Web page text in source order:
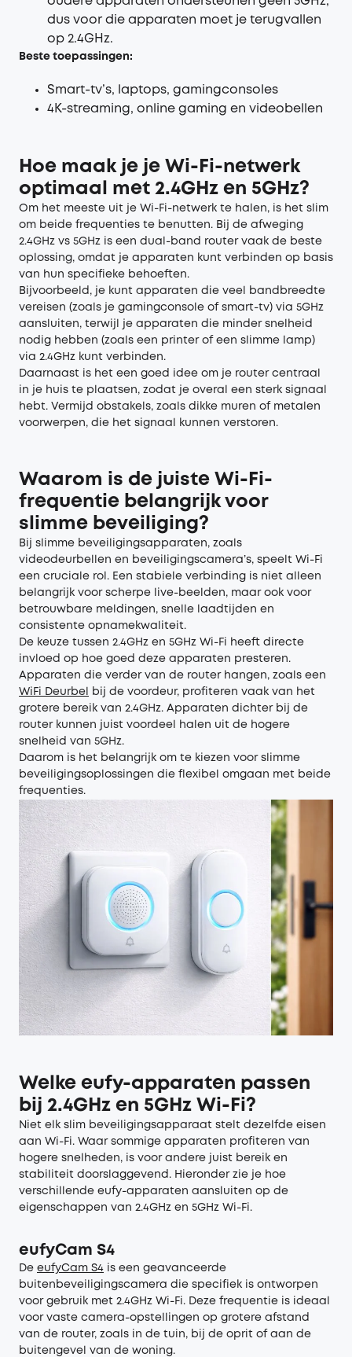
dus voor die apparaten moet je terugvallen
op 2.4GHz.
Beste toepassingen:
Smart-tv’s, laptops, gamingconsoles
4K-streaming, online gaming en videobellen
Hoe maak je je Wi-Fi-netwerk
optimaal met 2.4GHz en 5GHz?
Om het meeste uit je Wi-Fi-netwerk te halen, is het slim
om beide frequenties te benutten. Bij de afweging
2.4GHz vs 5GHz is een dual-band router vaak de beste
oplossing, omdat je apparaten kunt verbinden op basis
van hun specifieke behoeften.
Bijvoorbeeld, je kunt apparaten die veel bandbreedte
vereisen (zoals je gamingconsole of smart-tv) via 5GHz
aansluiten, terwijl je apparaten die minder snelheid
nodig hebben (zoals een printer of een slimme lamp)
via 2.4GHz kunt verbinden.
Daarnaast is het een goed idee om je router centraal
in je huis te plaatsen, zodat je overal een sterk signaal
hebt. Vermijd obstakels, zoals dikke muren of metalen
voorwerpen, die het signaal kunnen verstoren.
Waarom is de juiste Wi-Fi-
frequentie belangrijk voor
slimme beveiliging?
Bij slimme beveiligingsapparaten, zoals
videodeurbellen en beveiligingscamera’s, speelt Wi-Fi
een cruciale rol. Een stabiele verbinding is niet alleen
belangrijk voor scherpe live-beelden, maar ook voor
betrouwbare meldingen, snelle laadtijden en
consistente opnamekwaliteit.
De keuze tussen 2.4GHz en 5GHz Wi-Fi heeft directe
invloed op hoe goed deze apparaten presteren.
Apparaten die verder van de router hangen, zoals een
WiFi Deurbel
bij de voordeur, profiteren vaak van het
grotere bereik van 2.4GHz. Apparaten dichter bij de
router kunnen juist voordeel halen uit de hogere
snelheid van 5GHz.
Daarom is het belangrijk om te kiezen voor slimme
beveiligingsoplossingen die flexibel omgaan met beide
frequenties.
Welke eufy-apparaten passen
bij 2.4GHz en 5GHz Wi-Fi?
Niet elk slim beveiligingsapparaat stelt dezelfde eisen
aan Wi-Fi. Waar sommige apparaten profiteren van
hogere snelheden, is voor andere juist bereik en
stabiliteit doorslaggevend. Hieronder zie je hoe
verschillende eufy-apparaten aansluiten op de
eigenschappen van 2.4GHz en 5GHz Wi-Fi.
eufyCam S4
De eufyCam S4 is een geavanceerde
buitenbeveiligingscamera die specifiek is ontworpen
voor gebruik met 2.4GHz Wi-Fi. Deze frequentie is ideaal
voor vaste camera-opstellingen op grotere afstand
van de router, zoals in de tuin, bij de oprit of aan de
buitengevel van de woning.